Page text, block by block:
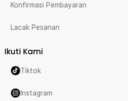
Konfirmasi Pembayaran
Lacak Pesanan
Ikuti Kami
Tiktok
Instagram